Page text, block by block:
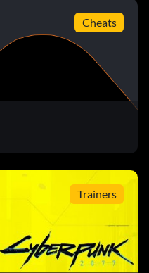
Cheats
Trainers